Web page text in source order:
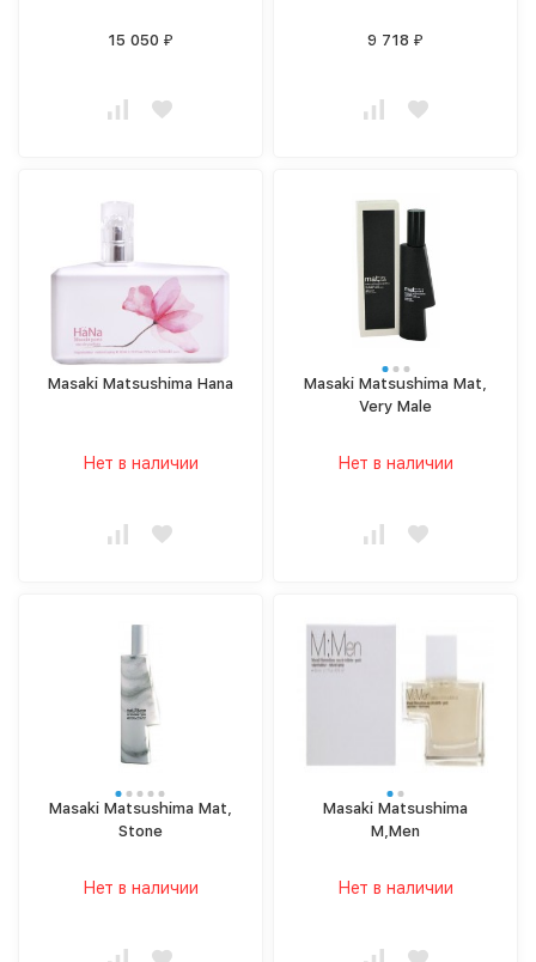
15 050 ₽ 9 718₽
Masaki Matsushima Hana
Нет в наличии
Masaki Matsushima Mat,
Very Male
Нет в наличии
Masaki Matsushima Mat,
Stone
Нет в наличии
Masaki Matsushima
M,Men
Нет в наличии